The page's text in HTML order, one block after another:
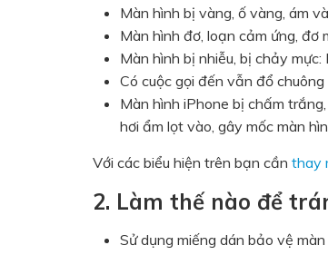
Màn hình bị vàng, ố vàng, ám
Màn hình đơ, loạn cảm ứng, đơ
Màn hình bị nhiễu, bị chảy
Có cuộc gọi đến vẫn đổ
Màn hình iPhone bị chấm
hơi ẩm lọt vào, gây mốc màn
Với các biểu hiện trên bạn cần thay
2. Làm thế nào để
Sử dụng miếng dán bảo vệ